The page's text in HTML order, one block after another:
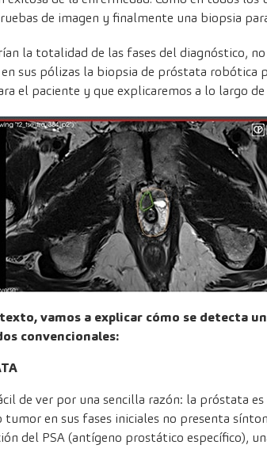
de imagen y finalmente una biopsia
la totalidad de las fases del diagnóstico,
sus pólizas la biopsia de próstata robótica
el paciente y que explicaremos a lo largo
vamos a explicar cómo se detecta
convencionales:
de ver por una sencilla razón: la próstata
en sus fases iniciales no presenta
del PSA (antígeno prostático específico),